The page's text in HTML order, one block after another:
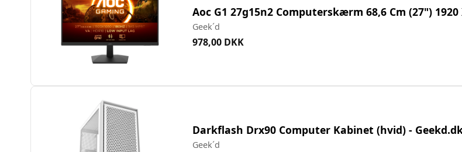
Aoc G1 27g15n2 Computerskærm 68,6 Cm (27")
Geek´d
978,00 DKK
Darkflash Drx90 Computer Kabinet (hvid) -
Geek´d